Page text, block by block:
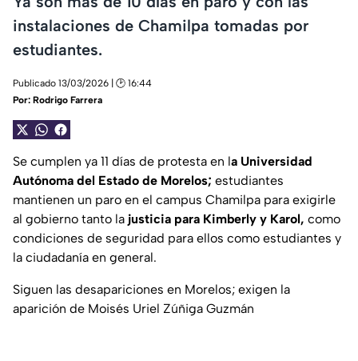
instalaciones de Chamilpa tomadas por
estudiantes.
Publicado 13/03/2026 | 🕑 16:44
Por: Rodrigo Farrera
Se cumplen ya 11 días de protesta en la Universidad
Autónoma del Estado de Morelos; estudiantes
mantienen un paro en el campus Chamilpa para exigirle
al gobierno tanto la justicia para Kimberly y Karol, como
condiciones de seguridad para ellos como estudiantes y
la ciudadanía en general.
Siguen las desapariciones en Morelos; exigen la
aparición de Moisés Uriel Zúñiga Guzmán